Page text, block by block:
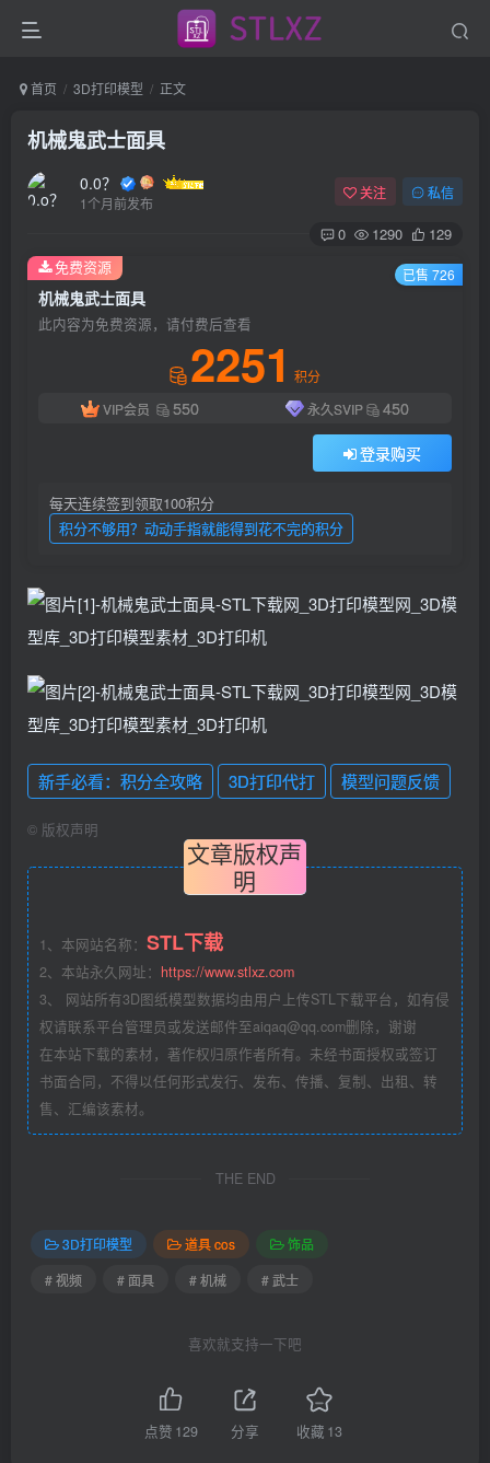
首页 3D打印模型 正文
机械鬼武士面具
0.0？
1个月前发布
关注 私信
0 1290 129
机械鬼武士面具
此内容为免费资源，请付费后查看
2251
积分
VIP会员
550 永久SVIP 450
登录购买
每天连续签到领取100积分
积分不够用？动动手指就能得到花不完的积分
免费资源 已售 726
新手必看：积分全攻略 3D打印代打 模型问题反馈
© 版权声明
文章版权声
明
1、本网站名称： STL下载
2、本站永久网址： https://www.stlxz.com
3、 网站所有3D图纸模型数据均由用户上传STL下载平台，如有侵
权请联系平台管理员或发送邮件至aiqaq@qq.com删除，谢谢
在本站下载的素材，著作权归原作者所有。未经书面授权或签订
书面合同，不得以任何形式发行、发布、传播、复制、出租、转
售、汇编该素材。
THE END
3D打印模型 道具 cos
饰品
# 视频
# 面具 # 机械 # 武士
喜欢就支持一下吧
点赞 129 分享 收藏 13